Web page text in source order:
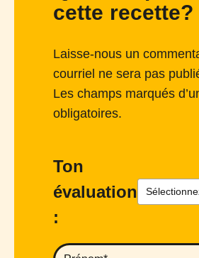
cette recette?
Laisse-nous un
courriel ne sera pas
Les champs marqués
obligatoires.
Ton
évaluation
: